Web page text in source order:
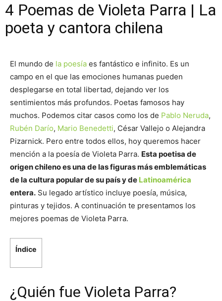
4 Poemas de Violeta Parra | La
poeta y cantora chilena
El mundo de la poesía es fantástico e infinito. Es un
campo en el que las emociones humanas pueden
desplegarse en total libertad, dejando ver los
sentimientos más profundos. Poetas famosos hay
muchos. Podemos citar casos como los de Pablo Neruda,
Rubén Darío, Mario Benedetti, César Vallejo o Alejandra
Pizarnick. Pero entre todos ellos, hoy queremos hacer
mención a la poesía de Violeta Parra. Esta poetisa de
origen chileno es una de las figuras más emblemáticas
de la cultura popular de su país y de Latinoamérica
entera. Su legado artístico incluye poesía, música,
pinturas y tejidos. A continuación te presentamos los
mejores poemas de Violeta Parra.
Índice
¿Quién fue Violeta Parra?